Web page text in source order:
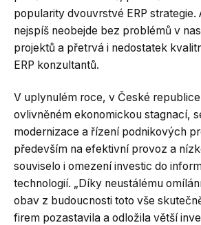
popularity dvouvrstvé ERP strategie.
nejspíš neobejde bez problémů v
projektů a přetrvá i nedostatek
ERP konzultantů.
V uplynulém roce, v České
ovlivněném ekonomickou stagnací,
modernizace a řízení podnikových
především na efektivní provoz a
souviselo i omezení investic do
technologií. „Díky neustálému
obav z budoucnosti toto vše
firem pozastavila a odložila větší